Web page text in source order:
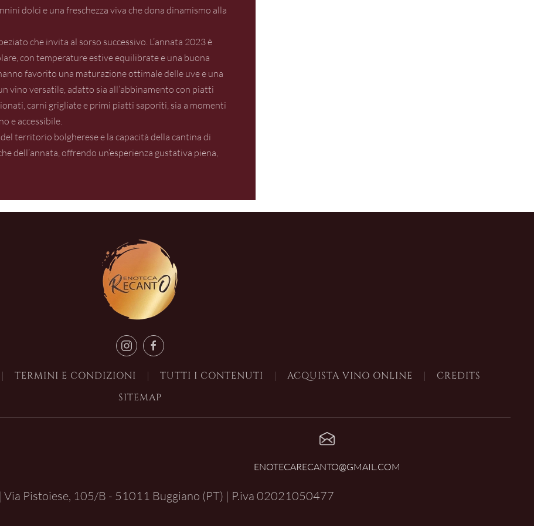
dolci e una freschezza viva che dona dinamismo alla
che invita al sorso successivo. L’annata 2023 è
con temperature estive equilibrate e una buona
favorito una maturazione ottimale delle uve e una
vino versatile, adatto sia all’abbinamento con piatti
carni grigliate e primi piatti saporiti, sia a momenti
e accessibile.
territorio bolgherese e la capacità della cantina di
dell’annata, offrendo un’esperienza gustativa piena,
TERMINI E CONDIZIONI TUTTI I CONTENUTI ACQUISTA VINO ONLINE
CREDITS
SITEMAP
ENOTECARECANTO@GMAIL.COM
Via Pistoiese, 105/B - 51011 Buggiano (PT) | P.iva02021050477